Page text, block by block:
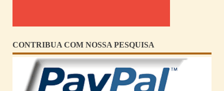
CONTRIBUA COM NOSSA PESQUISA